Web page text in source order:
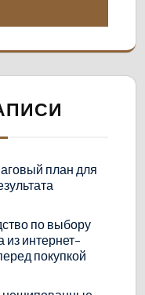
план для
по выбору
из интернет-
покупкой